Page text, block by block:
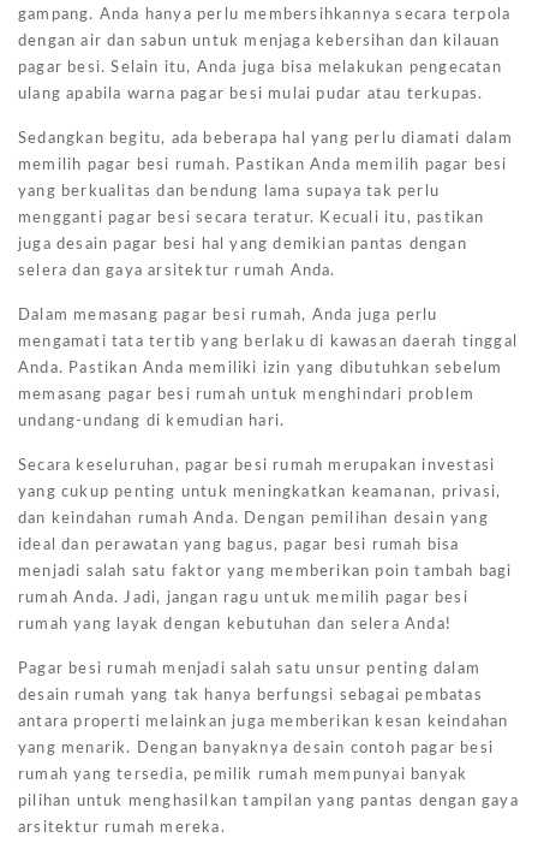
gampang. Anda hanya perlu membersihkannya secara terpola
dengan air dan sabun untuk menjaga kebersihan dan kilauan
pagar besi. Selain itu, Anda juga bisa melakukan pengecatan
ulang apabila warna pagar besi mulai pudar atau terkupas.
Sedangkan begitu, ada beberapa hal yang perlu diamati dalam
memilih pagar besi rumah. Pastikan Anda memilih pagar besi
yang berkualitas dan bendung lama supaya tak perlu
mengganti pagar besi secara teratur. Kecuali itu, pastikan
juga desain pagar besi hal yang demikian pantas dengan
selera dan gaya arsitektur rumah Anda.
Dalam memasang pagar besi rumah, Anda juga perlu
mengamati tata tertib yang berlaku di kawasan daerah tinggal
Anda. Pastikan Anda memiliki izin yang dibutuhkan sebelum
memasang pagar besi rumah untuk menghindari problem
undang-undang di kemudian hari.
Secara keseluruhan, pagar besi rumah merupakan investasi
yang cukup penting untuk meningkatkan keamanan, privasi,
dan keindahan rumah Anda. Dengan pemilihan desain yang
ideal dan perawatan yang bagus, pagar besi rumah bisa
menjadi salah satu faktor yang memberikan poin tambah bagi
rumah Anda. Jadi, jangan ragu untuk memilih pagar besi
rumah yang layak dengan kebutuhan dan selera Anda!
Pagar besi rumah menjadi salah satu unsur penting dalam
desain rumah yang tak hanya berfungsi sebagai pembatas
antara properti melainkan juga memberikan kesan keindahan
yang menarik. Dengan banyaknya desain contoh pagar besi
rumah yang tersedia, pemilik rumah mempunyai banyak
pilihan untuk menghasilkan tampilan yang pantas dengan gaya
arsitektur rumah mereka.